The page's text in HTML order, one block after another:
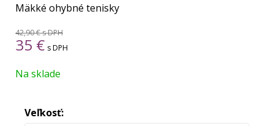
Mäkké ohybné tenisky
42,90 €s DPH
35 € s DPH
Na sklade
Veľkosť: